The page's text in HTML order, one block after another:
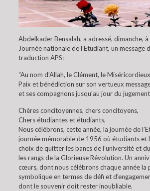
Abdelkader Bensalah, a adressé, dimanche, à
Journée nationale de l’Etudiant, un message
traduction APS:
“Au nom d’Allah, le Clément, le Miséricordieux
Paix et bénédiction sur son vertueux
et ses compagnons jusqu’au jour du
Chères concitoyennes, chers concitoyens,
Chers étudiantes et étudiants,
Nous célébrons, cette année, la journée de
journée mémorable de 1956 où étudiants et
choix de quitter les bancs de l’université et
les rangs de la Glorieuse Révolution. Un
cœurs, dont nous célébrons chaque année la
symbolique en termes de défi et
dont le souvenir doit rester inoubliable.